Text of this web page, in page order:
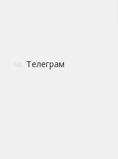
Телеграм